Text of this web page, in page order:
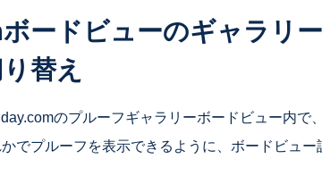
ードビューのギャラリ
替え
のプルーフギャラリーボードビュー内で
でプルーフを表示できるように、ボードビュ